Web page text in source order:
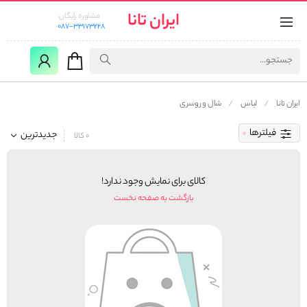
ایران تانا
مشاوره رایگان:
087-33173228
ایران تانا لباس شال و روسری
فیلترها جدیدترین 0 کالا
کالای برای نمایش وجود ندارد!
بازگشت به صفحه نخست